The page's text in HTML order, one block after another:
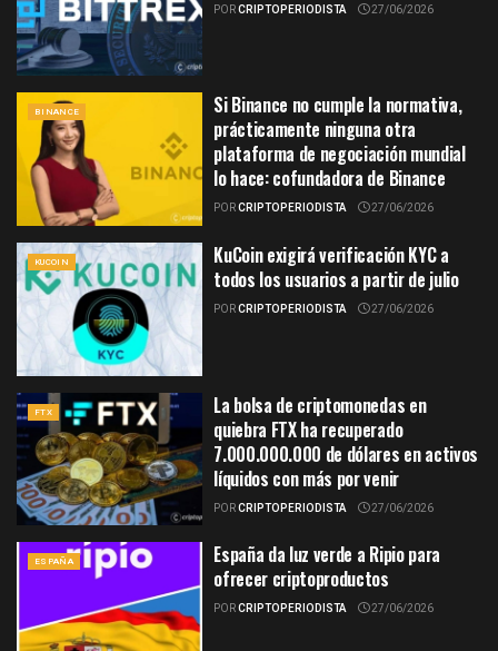
PORCRIPTOPERIODISTA 27/06/2026
BINANCE
Si Binance no cumple la normativa,
prácticamente ninguna otra
plataforma de negociación mundial
lo hace: cofundadora de Binance
PORCRIPTOPERIODISTA 27/06/2026
KUCOIN
KuCoin exigirá verificación KYC a
todos los usuarios a partir de julio
PORCRIPTOPERIODISTA 27/06/2026
FTX
La bolsa de criptomonedas en
quiebra FTX ha recuperado
7.000.000.000 de dólares en activos
líquidos con más por venir
PORCRIPTOPERIODISTA 27/06/2026
ESPAÑA
España da luz verde a Ripio para
ofrecer criptoproductos
PORCRIPTOPERIODISTA 27/06/2026